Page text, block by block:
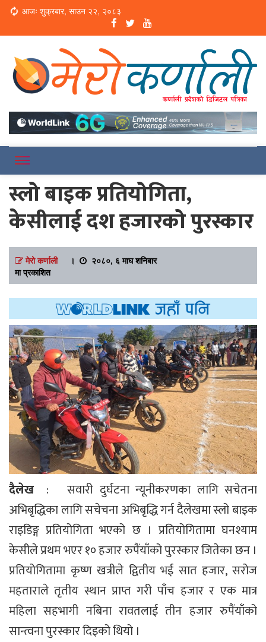
Loading...
आजः शुक्रबार, साउन २२, २०८३
Merokarnali
स्लो बाइक प्रतियोगिता,
केसीलाई दश हजारको पुरस्कार
मेरो कर्णाली।
२०८०, ६ माघ शनिबार
मा प्रकाशित
दैलेख : सवारी दुर्घटना न्यूनीकरणका लागि सचेतना
अभिबृद्धिका लागि सचेचना अभिबृद्धि गर्न दैलेखमा स्लो बाइक
राइडिङ्ग प्रतियोगिता भएको छ । प्रतियोगितामा घनश्याम
केसीले प्रथम भएर १० हजार रुपैंयाँको पुरस्कार जितेका छन ।
प्रतियोगितामा कृष्ण खत्रीले द्वितीय भई सात हजार, सरोज
महताराले तृतीय स्थान प्राप्त गरी पाँच हजार र एक मात्र
महिला सहभागी नबिना रावतलाई तीन हजार रुपैंयाँको
सान्त्वना पुरस्कार दिइको थियो ।